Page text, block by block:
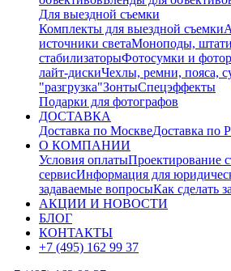
Для выездной съемки
Комплекты для выездной съемки
источники светаМоноподы,
стабилизаторыФотосумки и
лайт-дискиЧехлы, ремни, пояса,
"разгрузка"ЗонтыСпецэффекты
Подарки для фотографов
ДОСТАВКА
Доставка по МосквеДоставка по
О КОМПАНИИ
Условия оплатыПроектирование
сервисИнформация для
задаваемые вопросыКак сделать
АКЦИИ И НОВОСТИ
БЛОГ
КОНТАКТЫ
+7 (495) 162 99 37